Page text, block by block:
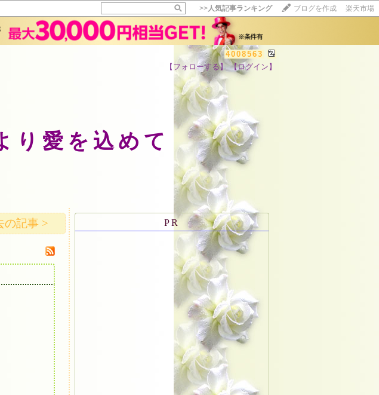
>>人気記事ランキング ブログを作成 楽天市場
4008563
【フォローする】 【ログイン】
愛を込めて
いいね!
の記事 > PR